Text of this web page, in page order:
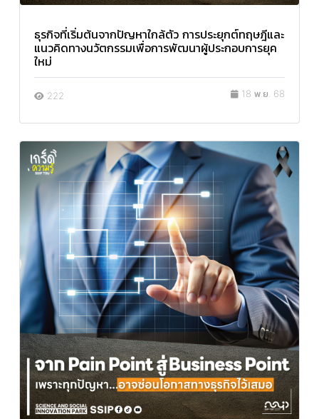
ธุรกิจที่เริ่มต้นจากปัญหาใกล้ตัว การประยุกต์ทฤษฎีและ
แนวคิดทางนวัตกรรมเพื่อการพัฒนาผู้ประกอบการยุค
ใหม่
222 18 พ.ย. 68